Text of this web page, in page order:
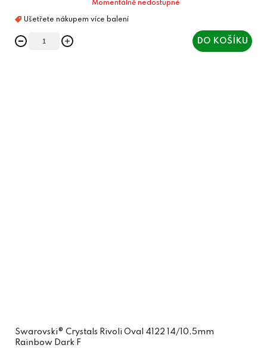
Momentálně nedostupné
DO KOŠÍKU
Swarovski® Crystals Rivoli Oval 4122 14/10,5mm
Rainbow Dark F